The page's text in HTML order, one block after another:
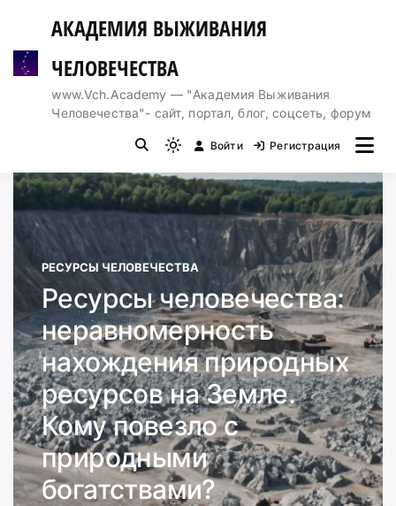
содержимому
АКАДЕМИЯ ВЫЖИВАНИЯ
ЧЕЛОВЕЧЕСТВА
www.Vch.Academy — "Академия Выживания
Человечества"- сайт, портал, блог, соцсеть, форум
Light
mode
(click
switch
to
Войти Регистрация
РЕСУРСЫ ЧЕЛОВЕЧЕСТВА
Ресурсы человечества:
неравномерность
нахождения природных
ресурсов на Земле.
Кому повезло с
природными
богатствами?